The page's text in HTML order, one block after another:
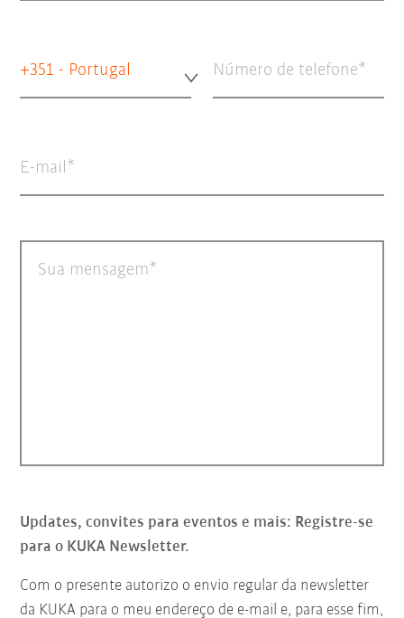
+351 - Portugal Número de telefone
E-mail
Sua mensagem
Updates, convites para eventos e mais: Registre-se
para o KUKA Newsletter.
Com o presente autorizo o envio regular da newsletter
da KUKA para o meu endereço de e-mail e, para esse fim,